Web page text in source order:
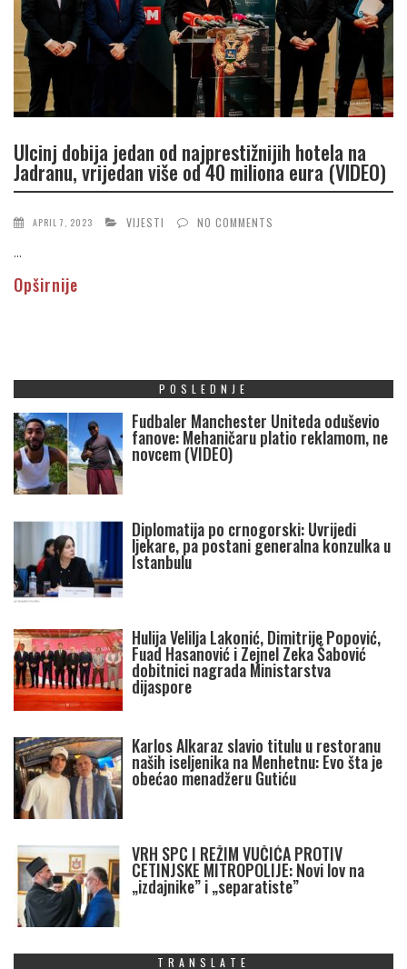
Ulcinj dobija jedan od najprestižnijih hotela na
Jadranu, vrijedan više od 40 miliona eura (VIDEO)
APRIL 7, 2023 VIJESTI NO COMMENTS
...
Opširnije
POSLEDNJE
Fudbaler Manchester Uniteda oduševio
fanove: Mehaničaru platio reklamom, ne
novcem (VIDEO)
Diplomatija po crnogorski: Uvrijedi
ljekare, pa postani generalna konzulka u
Istanbulu
Hulija Velilja Lakonić, Dimitrije Popović,
Fuad Hasanović i Zejnel Zeka Šabović
dobitnici nagrada Ministarstva
dijaspore
Karlos Alkaraz slavio titulu u restoranu
naših iseljenika na Menhetnu: Evo šta je
obećao menadžeru Gutiću
VRH SPC I REŽIM VUČIĆA PROTIV
CETINJSKE MITROPOLIJE: Novi lov na
„izdajnike” i „separatiste”
TRANSLATE